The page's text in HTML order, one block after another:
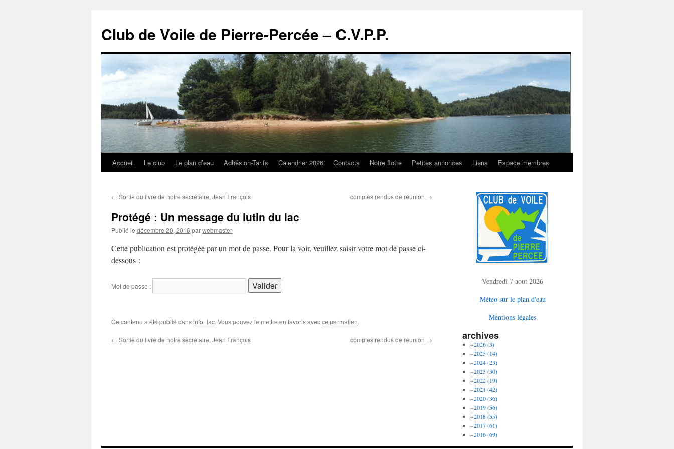
Club de Voile de Pierre-Percée – C.V.P.P.
Aller
contenu
Accueil Le club Le plan d’eau Adhésion-Tarifs Calendrier 2026 Contacts Notre flotte Petites annonces Liens Espace membres
← Sortie du livre de notre secrétaire, Jean François comptes rendus de réunion →
Protégé : Un message du lutin du lac
Publié le décembre 20, 2016 parwebmaster
Cette publication est protégée par un mot de passe. Pour la voir, veuillez saisir votre mot de passe ci-
dessous :
Mot de passe :
Ce contenu a été publié dansinfo_lac. Vous pouvez le mettre en favoris avecce permalien.
← Sortie du livre de notre secrétaire, Jean François comptes rendus de réunion →
Vendredi 7 aout 2026
Méteo sur le plan d'eau
Mentions légales
archives
+2026(3)
+2025(14)
+2024(23)
+2023 (30)
+2022(19)
+2021 (42)
+2020(36)
+2019(56)
+2018(55)
+2017(61)
+2016(69)